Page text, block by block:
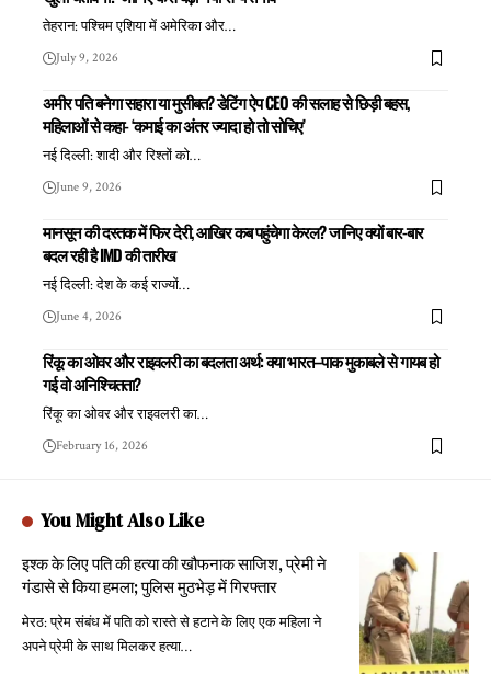
तेहरान: पश्चिम एशिया में अमेरिका और…
July 9, 2026
अमीर पति बनेगा सहारा या मुसीबत? डेटिंग ऐप CEO की सलाह से छिड़ी बहस,
महिलाओं से कहा- ‘कमाई का अंतर ज्यादा हो तो सोचिए’
नई दिल्ली: शादी और रिश्तों को…
June 9, 2026
मानसून की दस्तक में फिर देरी, आखिर कब पहुंचेगा केरल? जानिए क्यों बार-बार
बदल रही है IMD की तारीख
नई दिल्ली: देश के कई राज्यों…
June 4, 2026
रिंकू का ओवर और राइवलरी का बदलता अर्थ: क्या भारत–पाक मुकाबले से गायब हो
गई वो अनिश्चितता?
रिंकू का ओवर और राइवलरी का…
February 16, 2026
You Might Also Like
इश्क के लिए पति की हत्या की खौफनाक साजिश, प्रेमी ने
गंडासे से किया हमला; पुलिस मुठभेड़ में गिरफ्तार
मेरठ: प्रेम संबंध में पति को रास्ते से हटाने के लिए एक महिला ने
अपने प्रेमी के साथ मिलकर हत्या…